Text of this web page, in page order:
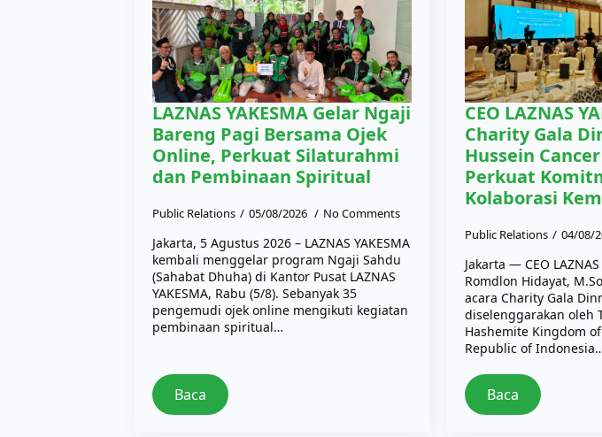
LAZNAS YAKESMA Gelar Ngaji
Bareng Pagi Bersama Ojek
Online, Perkuat Silaturahmi
dan Pembinaan Spiritual
Public Relations 05/08/2026 No Comments
Jakarta, 5 Agustus 2026 – LAZNAS YAKESMA
kembali menggelar program Ngaji Sahdu
(Sahabat Dhuha) di Kantor Pusat LAZNAS
YAKESMA, Rabu (5/8). Sebanyak 35
pengemudi ojek online mengikuti kegiatan
pembinaan spiritual…
Baca
CEO LAZNAS
Charity Gala
Hussein
Perkuat
Kolaborasi
Public Relations 04/08/
Jakarta — CEO LAZNAS
Romdlon Hidayat,
acara Charity Gala
diselenggarakan oleh
Hashemite Kingdom
Republic of
Baca